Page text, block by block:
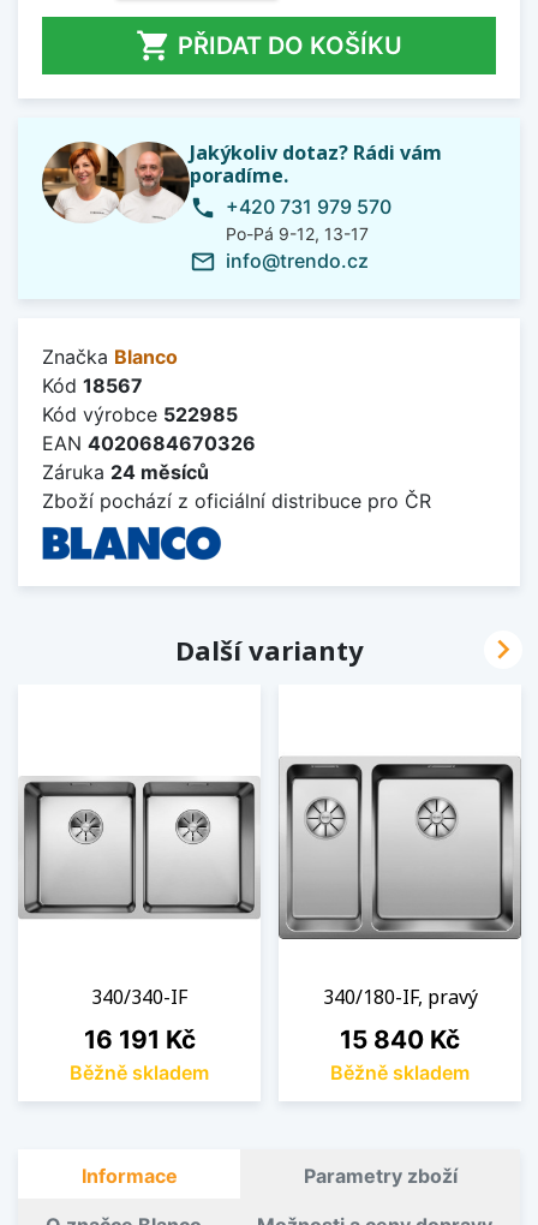
 PŘIDAT DO KOŠÍKU
Jakýkoliv dotaz? Rádi vám
poradíme.
phone +420 731 979 570
Po-Pá 9-12, 13-17
mail_outline info@trendo.cz
Značka Blanco
Kód 18567
Kód výrobce 522985
EAN 4020684670326
Záruka 24 měsíců
Zboží pochází z oficiální distribuce pro ČR
Další varianty
340/340-IF
Cena
16 191 Kč
Běžně skladem
340/180-IF, pravý
Cena
15 840 Kč
Běžně skladem

Informace Parametry zboží